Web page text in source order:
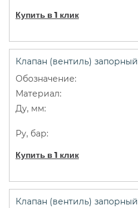
Купить в 1 клик
Клапан (вентиль) запорный
Купить в 1 клик
Клапан (вентиль) запорный